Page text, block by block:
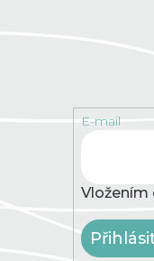
E-mail
Vložením